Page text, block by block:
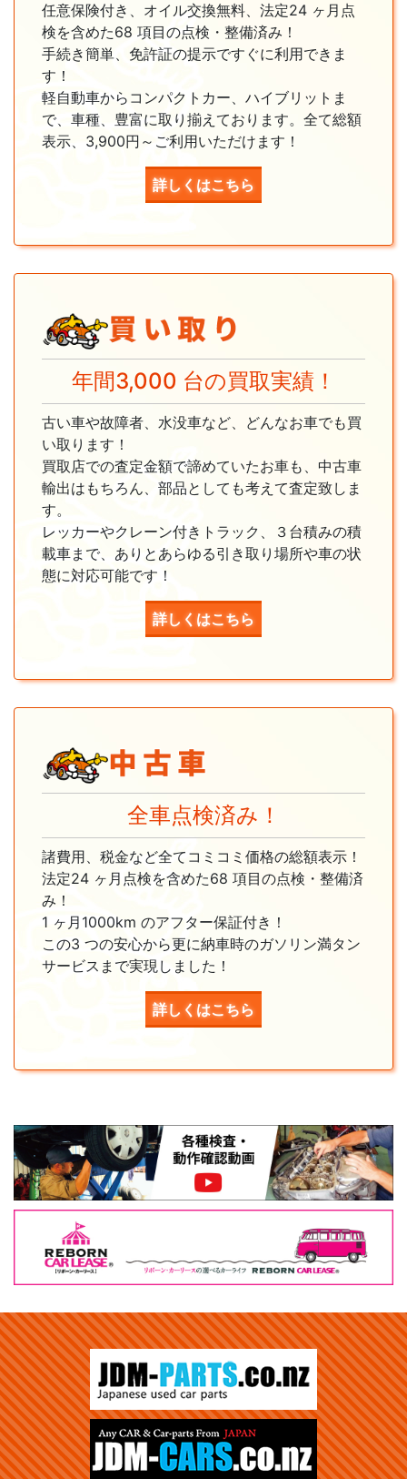
任意保険付き、オイル交換無料、法定24 ヶ月点
検を含めた68 項目の点検・整備済み！
手続き簡単、免許証の提示ですぐに利用できま
す！
軽自動車からコンパクトカー、ハイブリットま
で、車種、豊富に取り揃えております。全て総額
表示、3,900円～ご利用いただけます！
詳しくはこちら
年間3,000 台の買取実績！
古い車や故障者、水没車など、どんなお車でも買
い取ります！
買取店での査定金額で諦めていたお車も、中古車
輸出はもちろん、部品としても考えて査定致しま
す。
レッカーやクレーン付きトラック、３台積みの積
載車まで、ありとあらゆる引き取り場所や車の状
態に対応可能です！
詳しくはこちら
全車点検済み！
諸費用、税金など全てコミコミ価格の総額表示！
法定24 ヶ月点検を含めた68 項目の点検・整備済
み！
1 ヶ月1000km のアフター保証付き！
この3 つの安心から更に納車時のガソリン満タン
サービスまで実現しました！
詳しくはこちら